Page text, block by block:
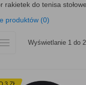
rakietek do tenisa
produktów (0)
Wyświetlanie 1 do